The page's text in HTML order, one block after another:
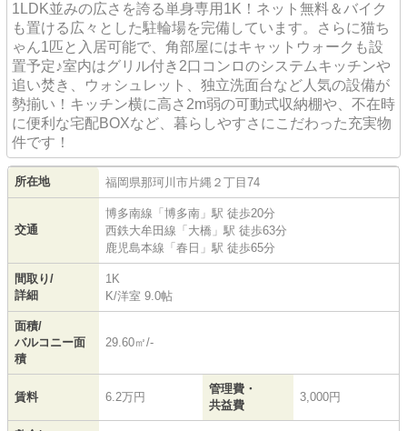
1LDK並みの広さを誇る単身専用1K！ネット無料＆バイク
も置ける広々とした駐輪場を完備しています。さらに猫ち
ゃん1匹と入居可能で、角部屋にはキャットウォークも設
置予定♪室内はグリル付き2口コンロのシステムキッチンや
追い焚き、ウォシュレット、独立洗面台など人気の設備が
勢揃い！キッチン横に高さ2m弱の可動式収納棚や、不在時
に便利な宅配BOXなど、暮らしやすさにこだわった充実物
件です！
所在地 福岡県那珂川市片縄 ２丁目74
交通
博多南線 「 博多南 」駅 徒歩20分
西鉄大牟田線 「 大橋 」駅 徒歩63分
鹿児島本線 「 春日 」駅 徒歩65分
間取り/
詳細
1K
K/洋室 9.0帖
面積/
バルコニー面
積
29.60㎡/-
賃料 6.2万円
管理費・
共益費
3,000円